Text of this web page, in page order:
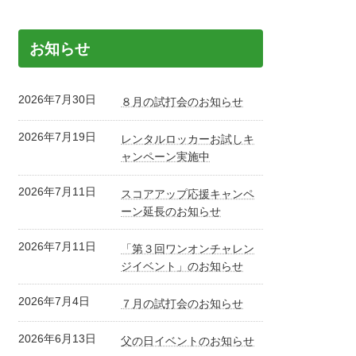
お知らせ
2026年7月30日 ８月の試打会のお知らせ
2026年7月19日
レンタルロッカーお試しキ
ャンペーン実施中
2026年7月11日
スコアアップ応援キャンペ
ーン延長のお知らせ
2026年7月11日
「第３回ワンオンチャレン
ジイベント」のお知らせ
2026年7月4日 ７月の試打会のお知らせ
2026年6月13日 父の日イベントのお知らせ